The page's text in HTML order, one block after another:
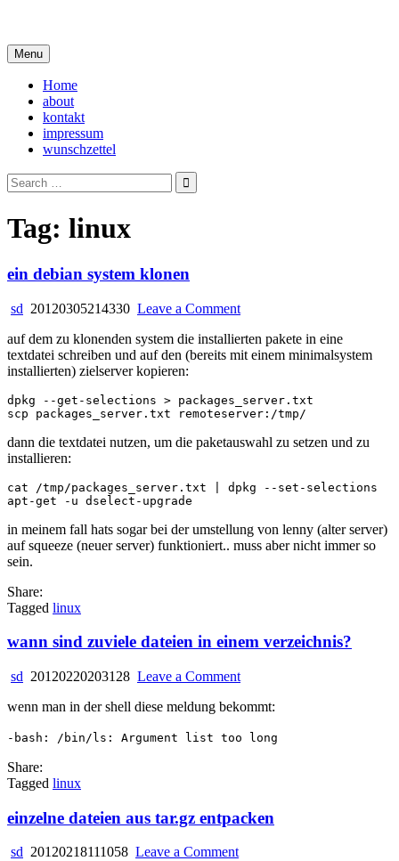
content
Menu
Home
about
kontakt
impressum
wunschzettel
Search
for:
Tag: linux
ein debian system klonen
sd 20120305214330 Leave a Commenton
debian
system
auf dem zu klonenden system die installierten pakete in eine
textdatei schreiben und auf den (bereits mit einem minimalsystem
installierten) zielserver kopieren:
dpkg --get-selections > packages_server.txt
dann die textdatei nutzen, um die paketauswahl zu setzen und zu
installieren:
cat /tmp/packages_server.txt | dpkg --set-selections
in meinem fall hats sogar bei der umstellung von lenny (alter server)
auf squeeze (neuer server) funktioniert.. muss aber nicht immer so
sein.
Share:
Tagged linux
wann sind zuviele dateien in einem verzeichnis?
sd 20120220203128 Leave a Commenton
sind
dateien
wenn man in der shell diese meldung bekommt:
-bash: /bin/ls: Argument list too long
Share:
Tagged linux
einzelne dateien aus tar.gz entpacken
sd 20120218111058 Leave a Commenton